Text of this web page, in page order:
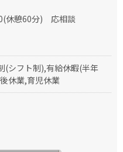
休憩60分)
応相談
(シフト制),有給休暇(半年
休業,育児休業